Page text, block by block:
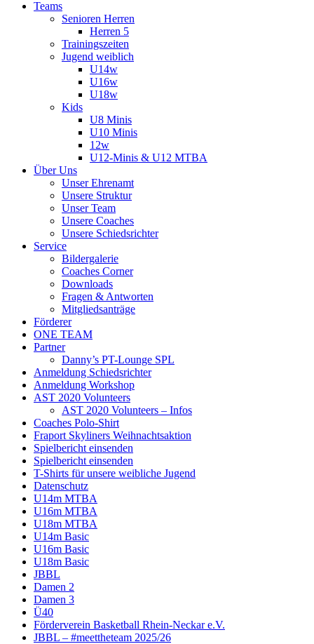
Teams
Senioren Herren
Herren 5
Trainingszeiten
Jugend weiblich
U14w
U16w
U18w
Kids
U8 Minis
U10 Minis
12w
U12-Minis & U12 MTBA
Über Uns
Unser Ehrenamt
Unsere Struktur
Unser Team
Unsere Coaches
Unsere Schiedsrichter
Service
Bildergalerie
Coaches Corner
Downloads
Fragen & Antworten
Mitgliedsanträge
Förderer
ONE TEAM
Partner
Danny’s PT-Lounge SPL
Anmeldung Schiedsrichter
Anmeldung Workshop
AST 2020 Volunteers
AST 2020 Volunteers – Infos
Coaches Polo-Shirt
Fraport Skyliners Weihnachtsaktion
Spielbericht einsenden
Spielbericht einsenden
T-Shirts für unsere weibliche Jugend
Datenschutz
U14m MTBA
U16m MTBA
U18m MTBA
U14m Basic
U16m Basic
U18m Basic
JBBL
Damen 2
Damen 3
Ü40
Förderverein Basketball Rhein-Neckar e.V.
JBBL – #meettheteam 2025/26